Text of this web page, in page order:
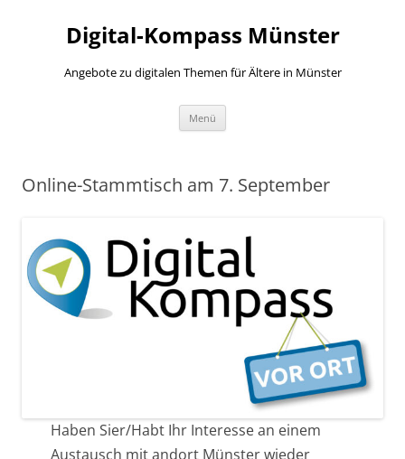
springenDigital-Kompass Münster
Angebote zu digitalen Themen für Ältere in Münster
Menü
Online-Stammtisch am 7. September
Haben Sier/Habt Ihr Interesse an einem
Austausch mit andort Münster wieder